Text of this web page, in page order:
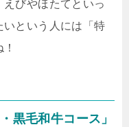
びやほたてといっ
という人には「特
黒毛和牛コース」